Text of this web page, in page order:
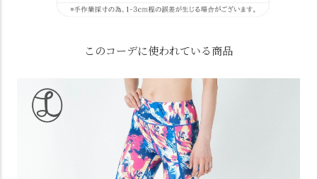
このコーデに使われている商品